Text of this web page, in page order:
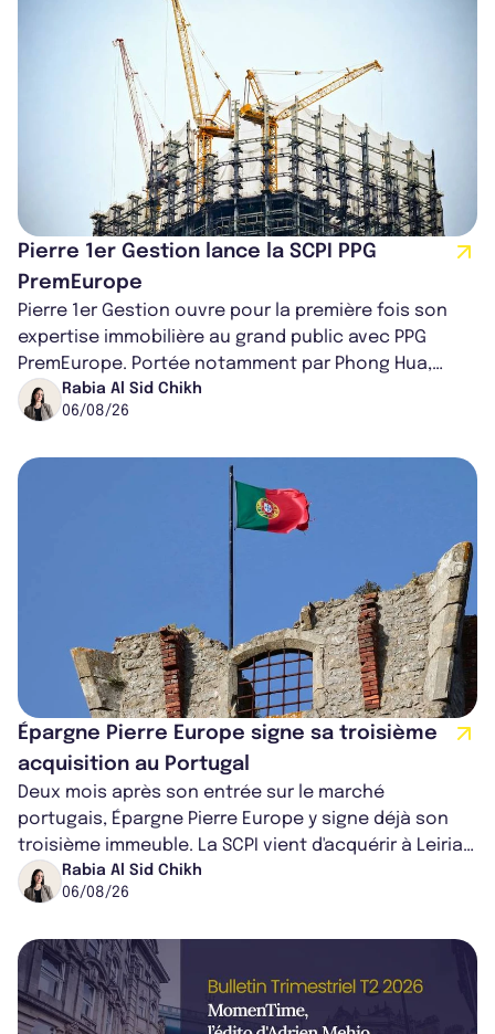
Pierre 1er Gestion lance la SCPI PPG
PremEurope
Pierre 1er Gestion ouvre pour la première fois son
expertise immobilière au grand public avec PPG
PremEurope. Portée notamment par Phong Hua,
ancien directeur des investissements d...
Rabia Al Sid Chikh
06/08/26
Épargne Pierre Europe signe sa troisième
acquisition au Portugal
Deux mois après son entrée sur le marché
portugais, Épargne Pierre Europe y signe déjà son
troisième immeuble. La SCPI vient d'acquérir à Leiria,
dans le centre du pays, un établis...
Rabia Al Sid Chikh
06/08/26